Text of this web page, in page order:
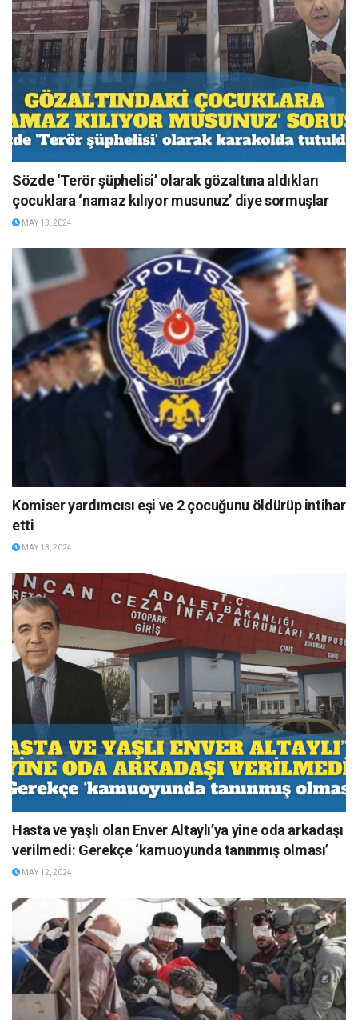
Sözde ‘Terör şüphelisi’ olarak gözaltına aldıkları
çocuklara ‘namaz kılıyor musunuz’ diye sormuşlar
MAY 13, 2024
Komiser yardımcısı eşi ve 2 çocuğunu öldürüp intihar
etti
MAY 13, 2024
Hasta ve yaşlı olan Enver Altaylı’ya yine oda arkadaşı
verilmedi: Gerekçe ‘kamuoyunda tanınmış olması’
MAY 12, 2024